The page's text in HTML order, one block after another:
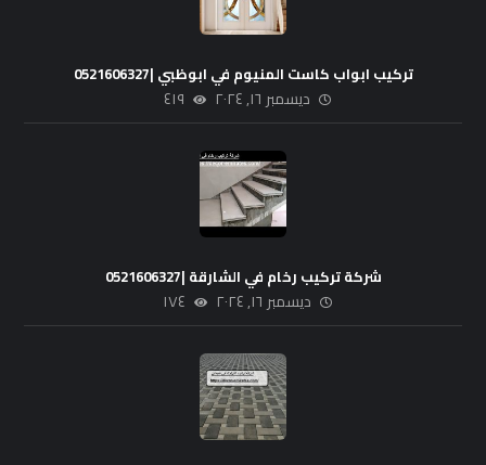
تركيب ابواب كاست المنيوم في ابوظبي |0521606327
ديسمبر ١٦, ٢٠٢٤ ٤١٩
شركة تركيب رخام في الشارقة |0521606327
ديسمبر ١٦, ٢٠٢٤ ١٧٤